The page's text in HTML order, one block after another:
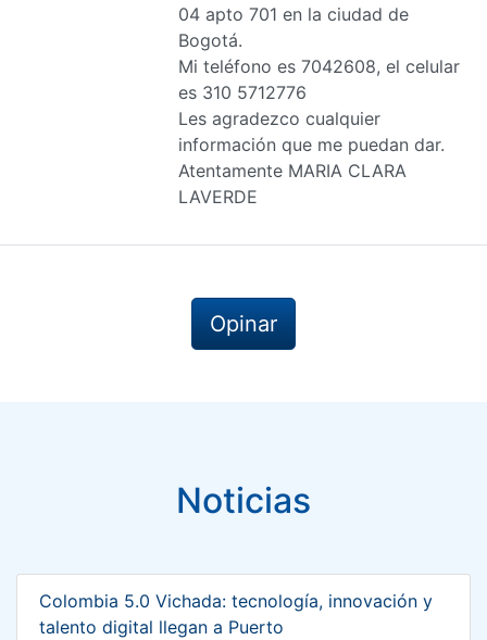
04 apto 701 en la ciudad de
Bogotá.
Mi teléfono es 7042608, el celular
es 310 5712776
Les agradezco cualquier
información que me puedan dar.
Atentamente MARIA CLARA
LAVERDE
Opinar
Noticias
Colombia 5.0 Vichada: tecnología, innovación y
talento digital llegan a Puerto